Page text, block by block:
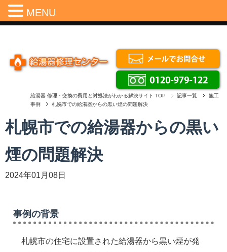
給湯器 修理・交換の費用と対処法がわかる解決サイト TOP 記事一覧
施工
事例
札幌市での給湯器からの黒い煙の問題解決
札幌市での給湯器からの黒い
煙の問題解決
2024年01月08日
事例の背景
札幌市の住宅に設置された給湯器から黒い煙が発
MENU
Menu